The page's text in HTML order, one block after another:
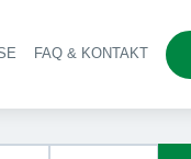
FAQ & KONTAKT